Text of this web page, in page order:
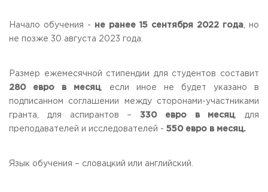
Начало обучения - не ранее 15 сентября 2022 года , но
не позже 30 августа 2023 года.
Размер ежемесячной стипендии для студентов составит
280 евро в месяц, если иное не будет указано в
подписанном соглашении между сторонами-участниками
гранта, для аспирантов – 330 евро в месяц, для
преподавателей и исследователей - 550 евро в месяц.
Язык обучения – словацкий или английский.